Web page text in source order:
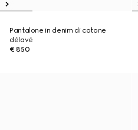
Pantalone in denim di cotone
délavé
€ 850